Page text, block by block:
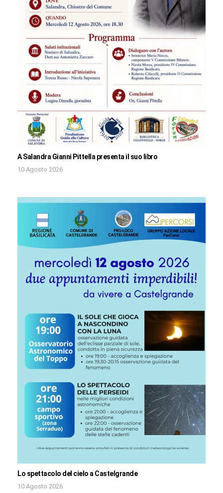
A Salandra Gianni Pittella presenta il suo libro
10 Agosto 2026
Lo spettacolo del cielo a Castelgrande
10 Agosto 2026